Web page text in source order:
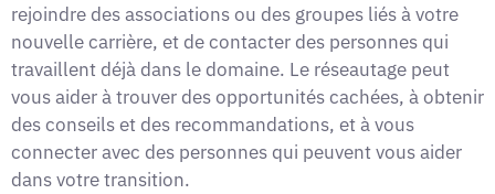
rejoindre des associations ou des groupes liés à votre
nouvelle carrière, et de contacter des personnes qui
travaillent déjà dans le domaine. Le réseautage peut
vous aider à trouver des opportunités cachées, à obtenir
des conseils et des recommandations, et à vous
connecter avec des personnes qui peuvent vous aider
dans votre transition.